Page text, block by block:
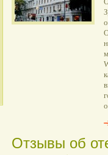
Отзывы об